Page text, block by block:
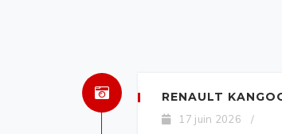
RENAULT
17 juin 2026 /